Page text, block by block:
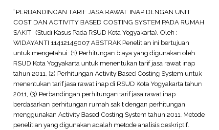
“PERBANDINGAN TARIF JASA RAWAT INAP DENGAN UNIT
COST DAN ACTIVITY BASED COSTING SYSTEM PADA RUMAH
SAKIT” (Studi Kasus Pada RSUD Kota Yogyakarta). Oleh :
WIDAYANTI 11412145007 ABSTRAK Penelitian ini bertujuan
untuk mengetahui: (1) Perhitungan biaya yang digunakan oleh
RSUD Kota Yogyakarta untuk menentukan tarif jasa rawat inap
tahun 2011, (2) Perhitungan Activity Based Costing System untuk
menentukan tarif jasa rawat inap di RSUD Kota Yogyakarta tahun
2011, (3) Perbandingan perhitungan tarif jasa rawat inap
berdasarkan perhitungan rumah sakit dengan perhitungan
menggunakan Activity Based Costing System tahun 2011. Metode
penelitian yang digunakan adalah metode analisis deskriptif.